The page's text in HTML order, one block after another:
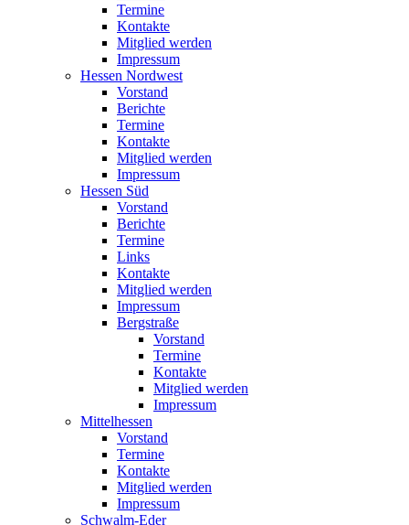
Termine
Kontakte
Mitglied werden
Impressum
Hessen Nordwest
Vorstand
Berichte
Termine
Kontakte
Mitglied werden
Impressum
Hessen Süd
Vorstand
Berichte
Termine
Links
Kontakte
Mitglied werden
Impressum
Bergstraße
Vorstand
Termine
Kontakte
Mitglied werden
Impressum
Mittelhessen
Vorstand
Termine
Kontakte
Mitglied werden
Impressum
Schwalm-Eder